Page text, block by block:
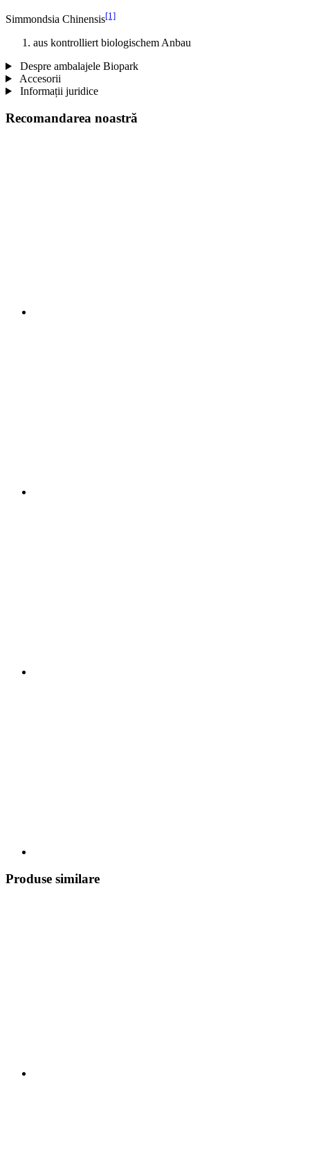
Simmondsia Chinensis[1]
aus kontrolliert biologischem Anbau
Despre ambalajele Biopark
Accesorii
Informații juridice
Recomandarea noastră
Produse similare